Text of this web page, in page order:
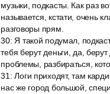
музыки, подкасты. Как раз
называется, кстати, очень
разговоры прям.
30: Я такой подумал,
тебя берут деньги, да,
проблемы, разбираться,
31 :Логи приходят, там
нас же город большой,